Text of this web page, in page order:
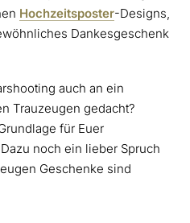
Hochzeitsposter-Designs,
Dankesgeschenk
auch an ein
Trauzeugen gedacht?
für Euer
noch ein lieber Spruch
Geschenke sind